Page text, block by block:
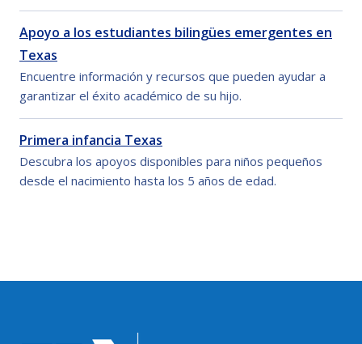
Apoyo a los estudiantes bilingües emergentes en
Texas
Encuentre información y recursos que pueden ayudar a
garantizar el éxito académico de su hijo.
Primera infancia Texas
Descubra los apoyos disponibles para niños pequeños
desde el nacimiento hasta los 5 años de edad.